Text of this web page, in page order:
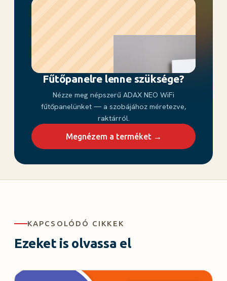
Fűtőpanelre lenne szüksége?
Nézze meg népszerű ADAX NEO WiFi
fűtőpanelünket — a szobájához méretezve,
raktárról.
Megnézem a terméket →
KAPCSOLÓDÓ CIKKEK
Ezeket is olvassa el